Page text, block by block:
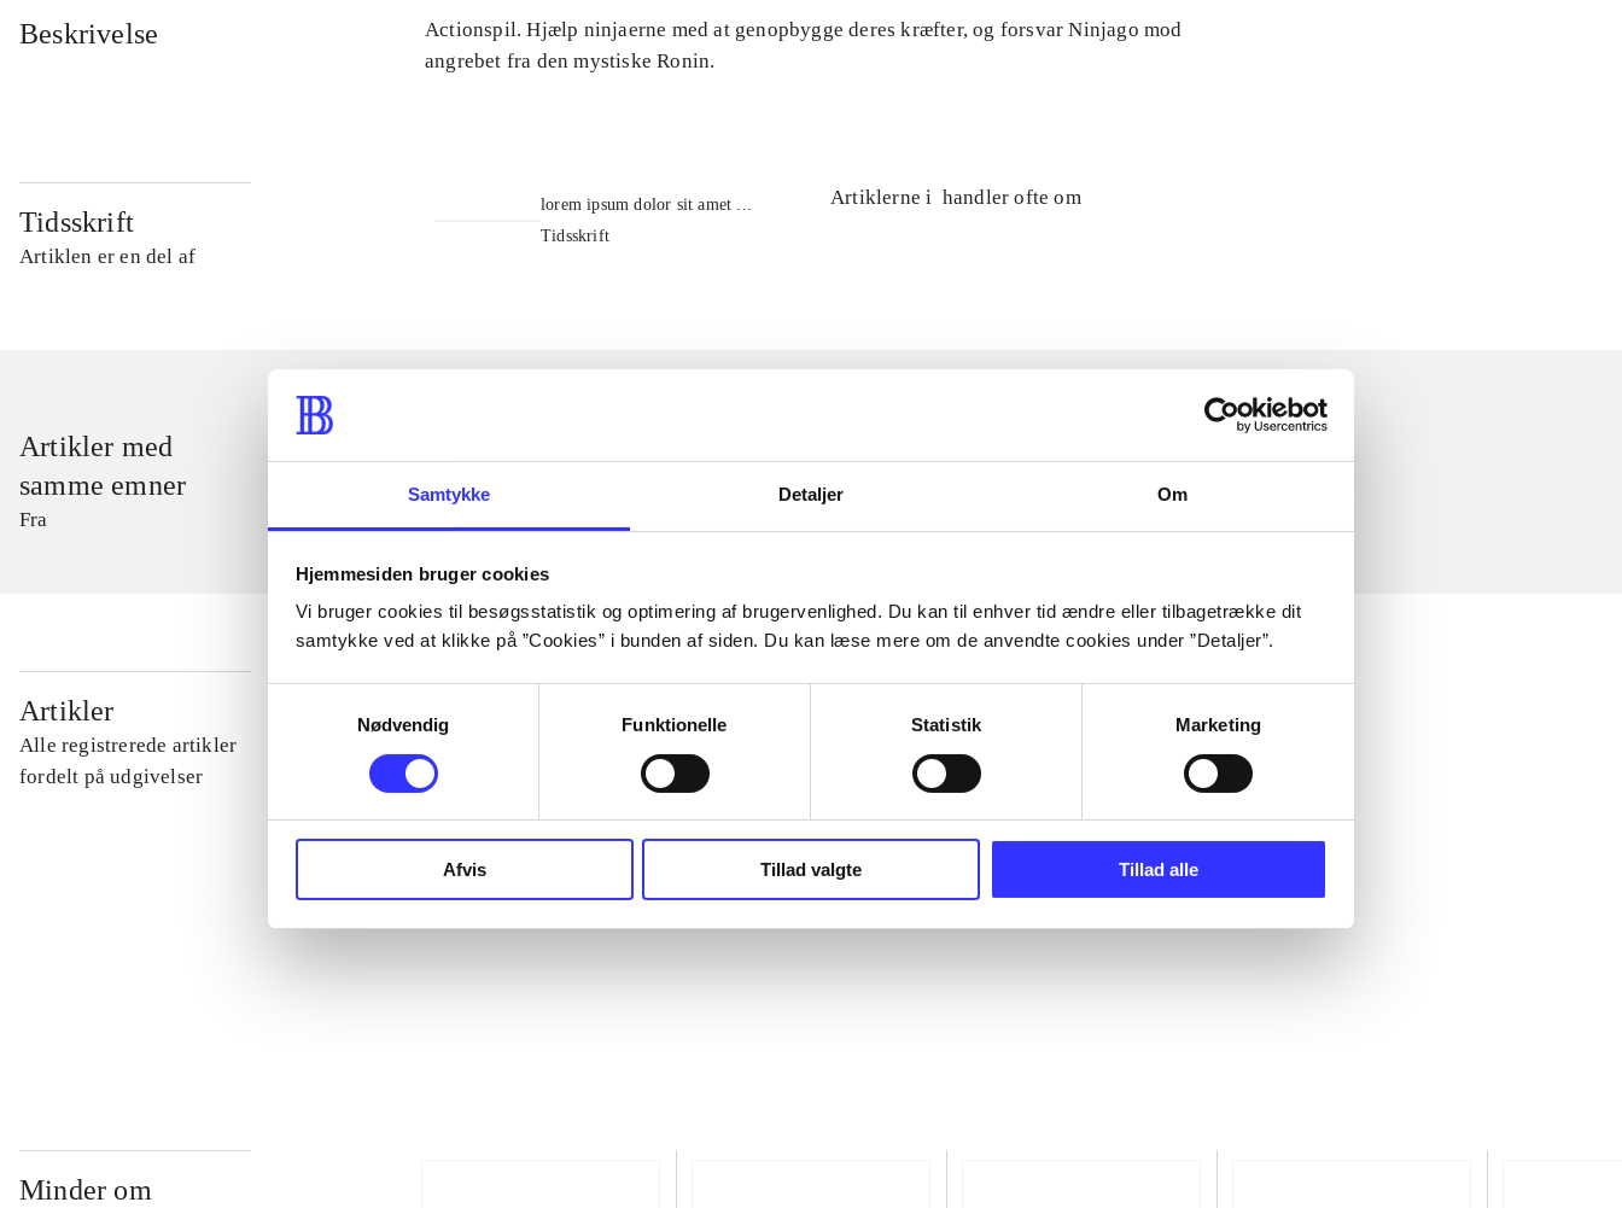
Samtykke Detaljer Om
Hjemmesiden bruger cookies
Vi bruger cookies til besøgsstatistik og optimering af brugervenlighed. Du kan til enhver tid ændre eller tilbagetrække dit
samtykke ved at klikke på ”Cookies” i bunden af siden. Du kan læse mere om de anvendte cookies under ”Detaljer”.
Nødvendig
Funktionelle Statistik Marketing
Afvis Tillad valgte Tillad alle
Beskrivelse
Actionspil. Hjælp ninjaerne med at genopbygge deres kræfter, og forsvar Ninjago mod
angrebet fra den mystiske Ronin.
Tidsskrift
Artiklen er en del af
lorem ipsum dolor sit amet ...
Tidsskrift
Artiklerne i handler ofte om
Artikler med
samme emner
Fra
Artikler
Alle registrerede artikler
fordelt på udgivelser
...
...
Minder om